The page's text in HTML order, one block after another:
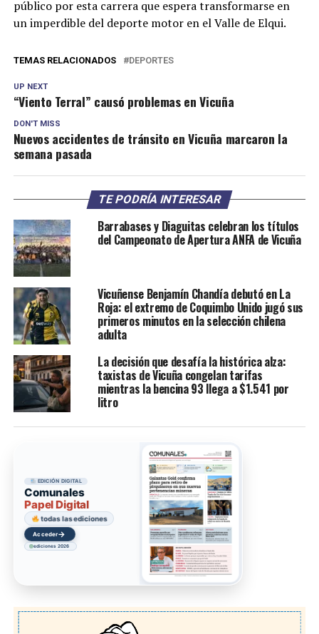
público por esta carrera que espera transformarse en
un imperdible del deporte motor en el Valle de Elqui.
TEMAS RELACIONADOS DEPORTES
UP NEXT
“Viento Terral” causó problemas en Vicuña
DON'T MISS
Nuevos accidentes de tránsito en Vicuña marcaron la
semana pasada
TE PODRÍA INTERESAR
Barrabases y Diaguitas celebran los títulos
del Campeonato de Apertura ANFA de Vicuña
Vicuñense Benjamín Chandía debutó en La
Roja: el extremo de Coquimbo Unido jugó sus
primeros minutos en la selección chilena
adulta
La decisión que desafía la histórica alza:
taxistas de Vicuña congelan tarifas
mientras la bencina 93 llega a $1.541 por
litro
EDICIÓN DIGITAL
Comunales
Papel Digital
todas las ediciones
Acceder→
ediciones 2026